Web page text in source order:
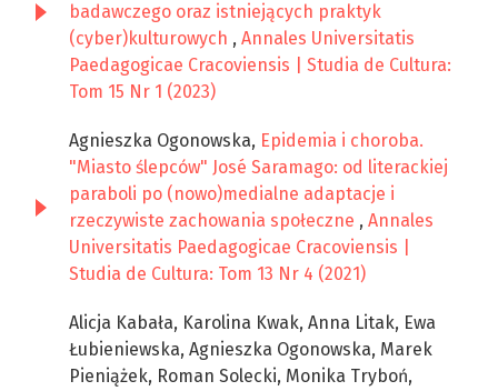
badawczego oraz istniejących praktyk
(cyber)kulturowych , Annales Universitatis
Paedagogicae Cracoviensis | Studia de Cultura:
Tom 15 Nr 1 (2023)
Agnieszka Ogonowska, Epidemia i choroba.
"Miasto ślepców" José Saramago: od literackiej
paraboli po (nowo)medialne adaptacje i
rzeczywiste zachowania społeczne , Annales
Universitatis Paedagogicae Cracoviensis |
Studia de Cultura: Tom 13 Nr 4 (2021)
Alicja Kabała, Karolina Kwak, Anna Litak, Ewa
Łubieniewska, Agnieszka Ogonowska, Marek
Pieniążek, Roman Solecki, Monika Tryboń,